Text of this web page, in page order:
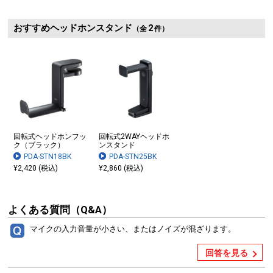
おすすめヘッドホンスタンド （全 2件）
回転式ヘッドホンフッ
ク（ブラック）
PDA-STN18BK
¥2,420 (税込)
回転式2WAYヘッドホ
ンスタンド
PDA-STN25BK
¥2,860 (税込)
よくある質問（Q&A）
マイクの入力音量が小さい、またはノイズが混ざります。
回答を見る